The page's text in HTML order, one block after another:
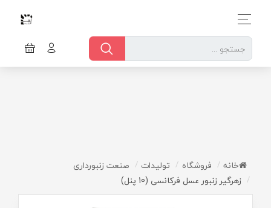
خانه فروشگاه تولیدات
صنعت زنبورداری
زهرگیر زنبور عسل فرکانسی (10 پنل)